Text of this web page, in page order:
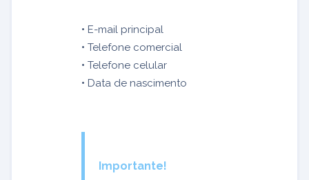
• E-mail principal
• Telefone comercial
• Telefone celular
• Data de nascimento
Importante!